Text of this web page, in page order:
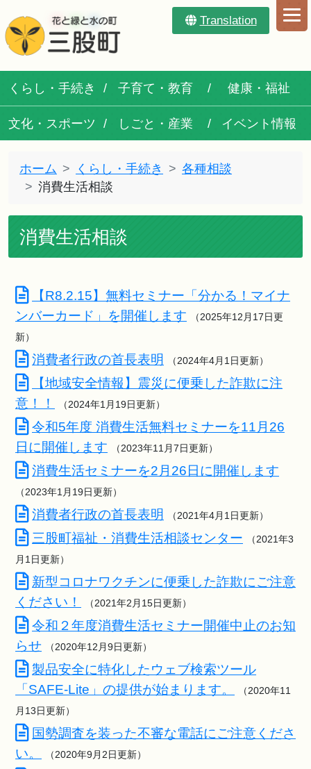
Translation
くらし・手続き 子育て・教育 健康・福祉
文化・スポーツ しごと・産業 イベント情報
ホーム くらし・手続き
各種相談
消費生活相談
消費生活相談
【R8.2.15】無料セミナー「分かる！マイナ
ンバーカード」を開催します
（2025年12月17日更
新）
消費者行政の首長表明 （2024年4月1日更新）
【地域安全情報】震災に便乗した詐欺に注
意！！
（2024年1月19日更新）
令和5年度 消費生活無料セミナーを11月26
日に開催します
（2023年11月7日更新）
消費生活セミナーを2月26日に開催します
（2023年1月19日更新）
消費者行政の首長表明 （2021年4月1日更新）
三股町福祉・消費生活相談センター
（2021年3
月1日更新）
新型コロナワクチンに便乗した詐欺にご注意
ください！
（2021年2月15日更新）
令和２年度消費生活セミナー開催中止のお知
らせ
（2020年12月9日更新）
製品安全に特化したウェブ検索ツール
「SAFE-Lite」の提供が始まります。
（2020年11
月13日更新）
国勢調査を装った不審な電話にご注意くださ
い。
（2020年9月2日更新）